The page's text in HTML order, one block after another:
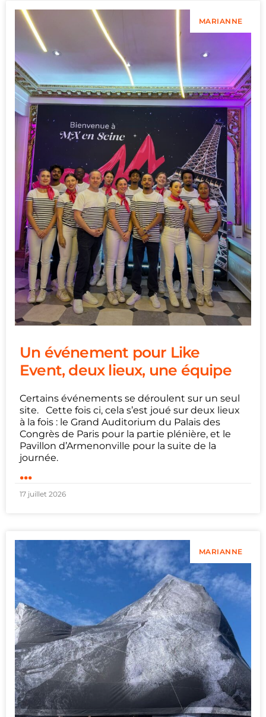
MARIANNE
Un événement pour Like
Event, deux lieux, une équipe
Certains événements se déroulent sur un seul
site. Cette fois ci, cela s’est joué sur deux lieux
à la fois : le Grand Auditorium du Palais des
Congrès de Paris pour la partie plénière, et le
Pavillon d’Armenonville pour la suite de la
journée.
...
17 juillet 2026
MARIANNE